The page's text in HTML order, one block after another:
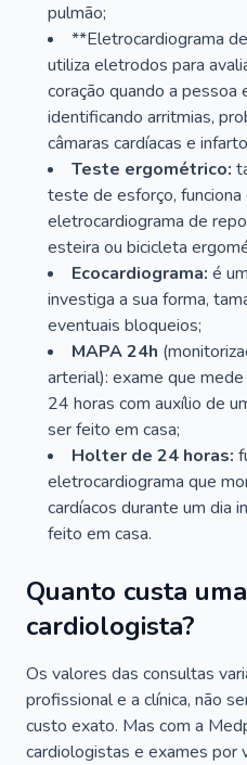
pulmão;
**Eletrocardiograma
utiliza eletrodos para
coração quando a pessoa
identificando arritmias,
câmaras cardíacas e
Teste ergométrico:
teste de esforço,
eletrocardiograma de
esteira ou bicicleta
Ecocardiograma: é
investiga a sua forma,
eventuais bloqueios;
MAPA 24h
arterial): exame que
24 horas com auxílio de
ser feito em casa;
Holter de 24 horas:
eletrocardiograma que
cardíacos durante um dia
feito em casa.
Quanto custa
cardiologista?
Os valores das consultas
profissional e a clínica, não
custo exato. Mas com a
cardiologistas e exames por